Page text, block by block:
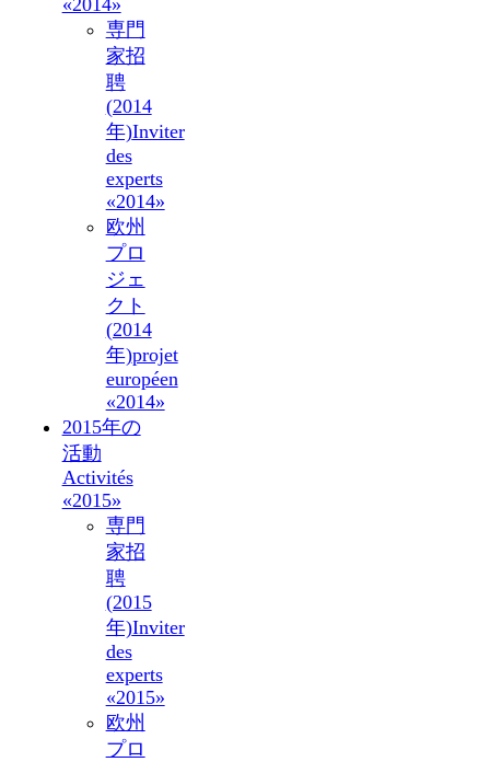
専門
家招
聘
(2014
年)Inviter
des
experts
«2014»
欧州
プロ
ジェ
クト
(2014
年)projet
européen
«2014»
2015年の
活動
Activités
«2015»
専門
家招
聘
(2015
年)Inviter
des
experts
«2015»
欧州
プロ